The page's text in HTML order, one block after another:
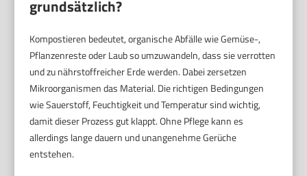
grundsätzlich?
Kompostieren bedeutet, organische Abfälle wie Gemüse-,
Pflanzenreste oder Laub so umzuwandeln, dass sie verrotten
und zu nährstoffreicher Erde werden. Dabei zersetzen
Mikroorganismen das Material. Die richtigen Bedingungen
wie Sauerstoff, Feuchtigkeit und Temperatur sind wichtig,
damit dieser Prozess gut klappt. Ohne Pflege kann es
allerdings lange dauern und unangenehme Gerüche
entstehen.